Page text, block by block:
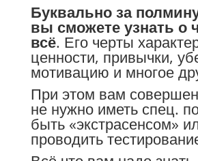
Буквально за
вы сможете узнать о
всё. Его черты
ценности, привычки,
мотивацию и многое
При этом вам
не нужно иметь спец.
быть «экстрасенсом»
проводить